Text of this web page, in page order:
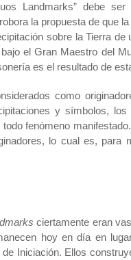
Landmarks” debe
la propuesta de que
sobre la Tierra
el Gran Maestro del
es el resultado de
como
y símbolos,
fenómeno
lo cual es, para
ciertamente eran
hoy en día en
Iniciación. Ellos